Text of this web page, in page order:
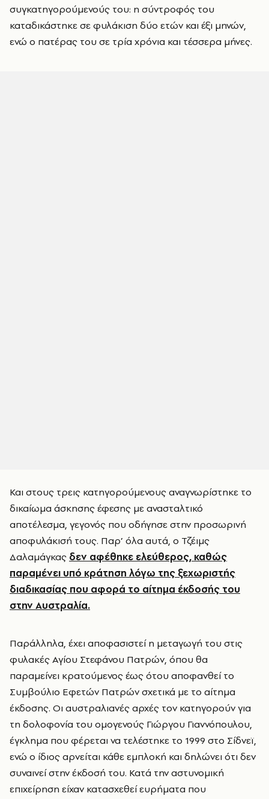
συγκατηγορούμενούς του: η σύντροφός του
καταδικάστηκε σε φυλάκιση δύο ετών και έξι μηνών,
ενώ ο πατέρας του σε τρία χρόνια και τέσσερα μήνες.
Και στους τρεις κατηγορούμενους αναγνωρίστηκε το
δικαίωμα άσκησης έφεσης με ανασταλτικό
αποτέλεσμα, γεγονός που οδήγησε στην προσωρινή
αποφυλάκισή τους. Παρ’ όλα αυτά, ο Τζέιμς
Δαλαμάγκας δεν αφέθηκε ελεύθερος, καθώς
παραμένει υπό κράτηση λόγω της ξεχωριστής
διαδικασίας που αφορά το αίτημα έκδοσής του
στην Αυστραλία.
Παράλληλα, έχει αποφασιστεί η μεταγωγή του στις
φυλακές Αγίου Στεφάνου Πατρών, όπου θα
παραμείνει κρατούμενος έως ότου αποφανθεί το
Συμβούλιο Εφετών Πατρών σχετικά με το αίτημα
έκδοσης. Οι αυστραλιανές αρχές τον κατηγορούν για
τη δολοφονία του ομογενούς Γιώργου Γιαννόπουλου,
έγκλημα που φέρεται να τελέστηκε το 1999 στο Σίδνεϊ,
ενώ ο ίδιος αρνείται κάθε εμπλοκή και δηλώνει ότι δεν
συναινεί στην έκδοσή του. Κατά την αστυνομική
επιχείρηση είχαν κατασχεθεί ευρήματα που